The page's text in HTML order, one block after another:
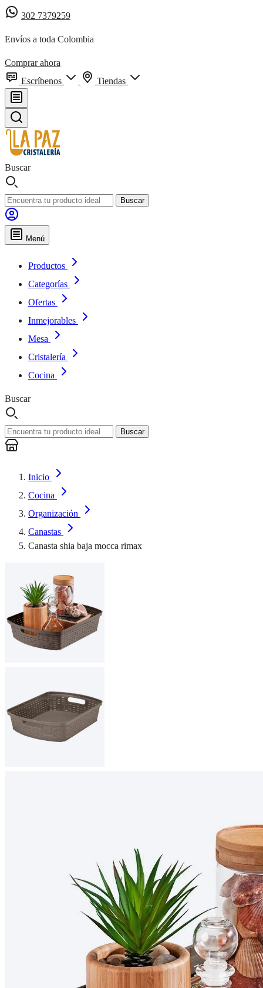
302 7379259
Envíos a toda Colombia
Comprar ahora
Escríbenos
Tiendas
Buscar
Buscar
Menú
Productos
Categorías
Ofertas
Inmejorables
Mesa
Cristalería
Cocina
Buscar
Buscar
Inicio
Cocina
Organización
Canastas
Canasta shia baja mocca rimax